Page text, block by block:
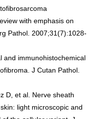
with emphasis on
Pathol. 2007;31(7):1028-
and immunohistochemical
J Cutan Pathol.
D, et al. Nerve sheath
light microscopic and